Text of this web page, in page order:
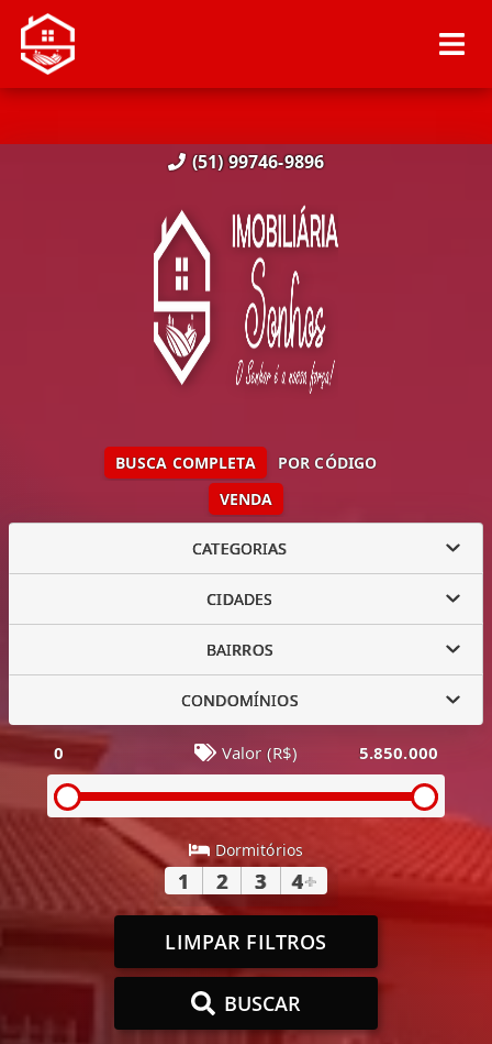
(51) 99746-9896
VENDA
BUSCA COMPLETA POR CÓDIGO
CATEGORIAS
CIDADES
BAIRROS
CONDOMÍNIOS
0 Valor (R$) 5.850.000
Dormitórios
1 2 3 4+
LIMPAR FILTROS
BUSCAR